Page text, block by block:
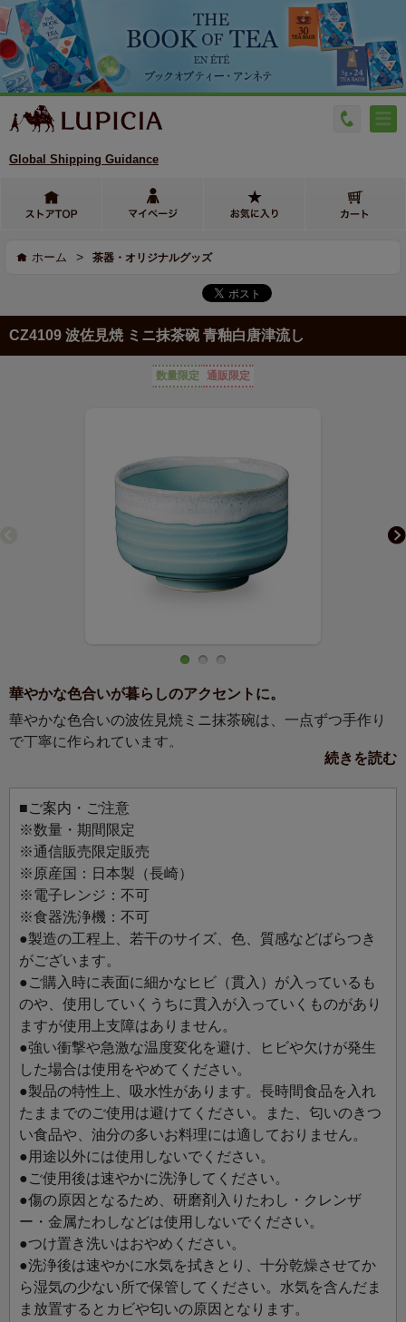
Global Shipping Guidance
ホーム > 茶器・オリジナルグッズ
CZ4109 波佐見焼 ミニ抹茶碗 青釉白唐津流し
数量限定 通販限定
華やかな色合いが暮らしのアクセントに。
華やかな色合いの波佐見焼ミニ抹茶碗は、一点ずつ手作り
で丁寧に作られています。
日々の暮らしの中で気軽に抹茶を楽しんでいただけるよ
う、色はカラフルな５色。抹茶を楽しんでいただくことは
もちろん、煮物や和え物などの小鉢として、アイスクリー
ムなどの甘味を盛り付ける器としても使いやすいサイズで
す。 ぜひ、自由なアイデアでお使いください。
続きを読む
■ご案内・ご注意
※数量・期間限定
※通信販売限定販売
※原産国：日本製（長崎）
※電子レンジ：不可
※食器洗浄機：不可
●製造の工程上、若干のサイズ、色、質感などばらつき
がございます。
●ご購入時に表面に細かなヒビ（貫入）が入っているも
のや、使用していくうちに貫入が入っていくものがあり
ますが使用上支障はありません。
●強い衝撃や急激な温度変化を避け、ヒビや欠けが発生
した場合は使用をやめてください。
●製品の特性上、吸水性があります。長時間食品を入れ
たままでのご使用は避けてください。また、匂いのきつ
い食品や、油分の多いお料理には適しておりません。
●用途以外には使用しないでください。
●ご使用後は速やかに洗浄してください。
●傷の原因となるため、研磨剤入りたわし・クレンザ
ー・金属たわしなどは使用しないでください。
●つけ置き洗いはおやめください。
●洗浄後は速やかに水気を拭きとり、十分乾燥させてか
ら湿気の少ない所で保管してください。水気を含んだま
ま放置するとカビや匂いの原因となります。